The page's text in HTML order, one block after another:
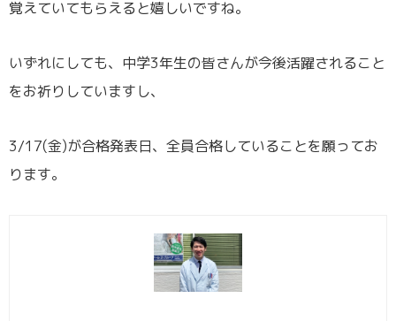
覚えていてもらえると嬉しいですね。
いずれにしても、中学3年生の皆さんが今後活躍されること
をお祈りしていますし、
3/17(金)が合格発表日、全員合格していることを願ってお
ります。